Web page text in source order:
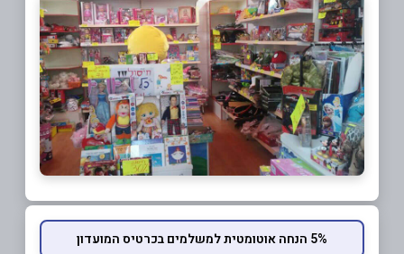
5% הנחה אוטומטית למשלמים בכרטיס המועדון